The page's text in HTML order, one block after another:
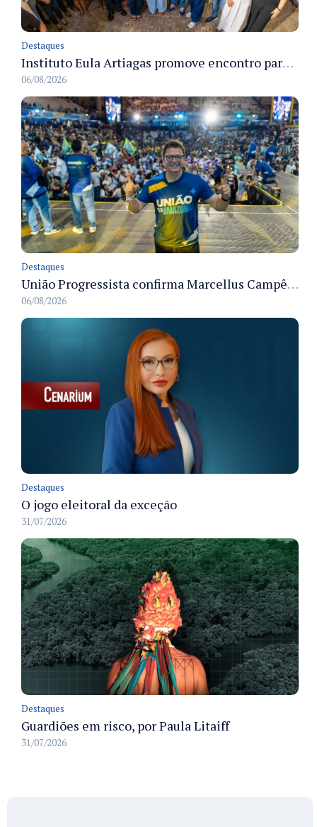
Destaques
Instituto Eula Artiagas promove encontro para discutir melhorias para o bairro Petrópolis
06/08/2026
Destaques
União Progressista confirma Marcellus Campêlo como candidato a deputado estadual
06/08/2026
Destaques
O jogo eleitoral da exceção
31/07/2026
Destaques
Guardiões em risco, por Paula Litaiff
31/07/2026